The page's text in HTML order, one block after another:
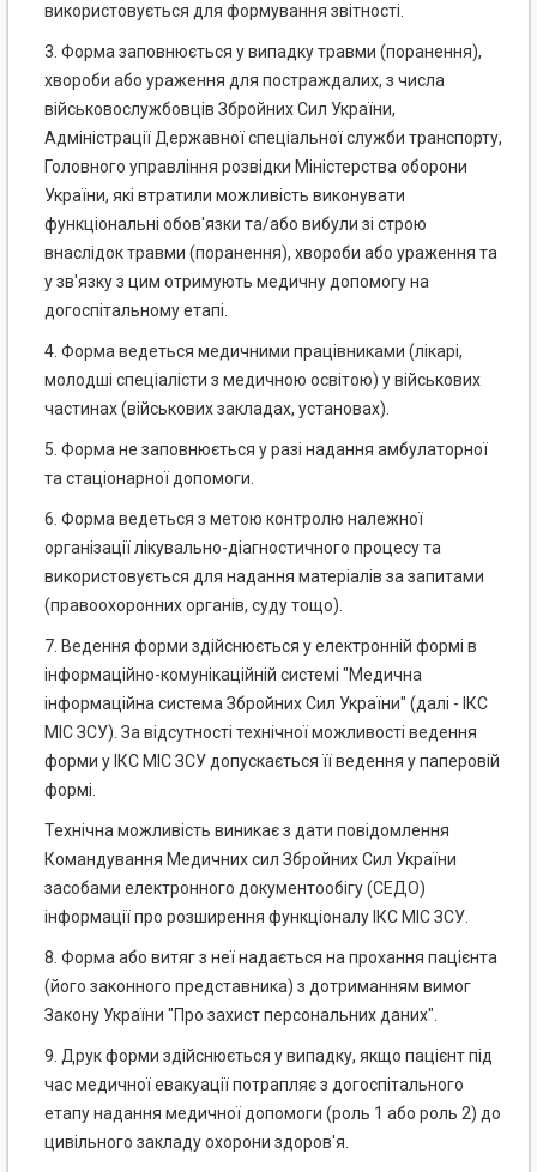
використовується для формування звітності.
3. Форма заповнюється у випадку травми (поранення),
хвороби або ураження для постраждалих, з числа
військовослужбовців Збройних Сил України,
Адміністрації Державної спеціальної служби транспорту,
Головного управління розвідки Міністерства оборони
України, які втратили можливість виконувати
функціональні обов'язки та/або вибули зі строю
внаслідок травми (поранення), хвороби або ураження та
у зв'язку з цим отримують медичну допомогу на
догоспітальному етапі.
4. Форма ведеться медичними працівниками (лікарі,
молодші спеціалісти з медичною освітою) у військових
частинах (військових закладах, установах).
5. Форма не заповнюється у разі надання амбулаторної
та стаціонарної допомоги.
6. Форма ведеться з метою контролю належної
організації лікувально-діагностичного процесу та
використовується для надання матеріалів за запитами
(правоохоронних органів, суду тощо).
7. Ведення форми здійснюється у електронній формі в
інформаційно-комунікаційній системі "Медична
інформаційна система Збройних Сил України" (далі - ІКС
МІС ЗСУ). За відсутності технічної можливості ведення
форми у ІКС МІС ЗСУ допускається її ведення у паперовій
формі.
Технічна можливість виникає з дати повідомлення
Командування Медичних сил Збройних Сил України
засобами електронного документообігу (СЕДО)
інформації про розширення функціоналу ІКС МІС ЗСУ.
8. Форма або витяг з неї надається на прохання пацієнта
(його законного представника) з дотриманням вимог
Закону України "Про захист персональних даних".
9. Друк форми здійснюється у випадку, якщо пацієнт під
час медичної евакуації потрапляє з догоспітального
етапу надання медичної допомоги (роль 1 або роль 2) до
цивільного закладу охорони здоров'я.